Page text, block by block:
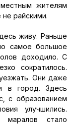
жителям
не райскими.
живу. Раньше
самое большое
доходило. С
сократилось.
Они даже
в город. Здесь
с образованием
улучшились.
маралов стало